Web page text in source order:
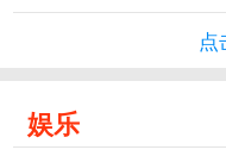
点
娱乐